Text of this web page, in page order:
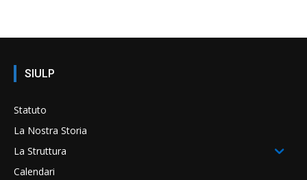
SIULP
Statuto
La Nostra Storia
La Struttura
Calendari